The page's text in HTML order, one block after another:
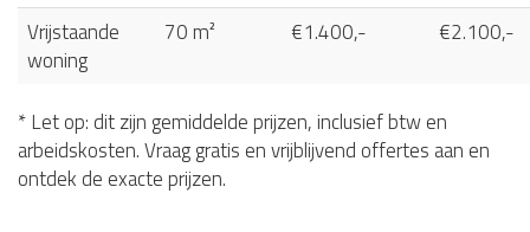
Vrijstaande
woning
70 m² €1.400,- €2.100,-
* Let op: dit zijn gemiddelde prijzen, inclusief btw en
arbeidskosten. Vraag gratis en vrijblijvend offertes aan en
ontdek de exacte prijzen.